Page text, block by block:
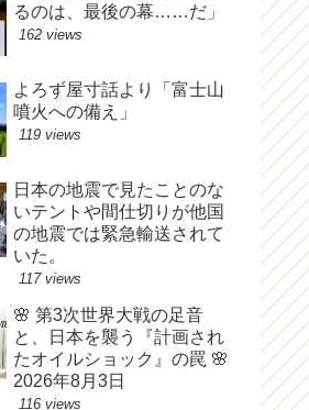
るのは、最後の幕……だ」
162 views
よろず屋寸話より「富士山
噴火への備え」
119 views
日本の地震で見たことのな
いテントや間仕切りが他国
の地震では緊急輸送されて
いた。
117 views
🌸 第3次世界大戦の足音
と、日本を襲う『計画され
たオイルショック』の罠 🌸
2026年8月3日
116 views